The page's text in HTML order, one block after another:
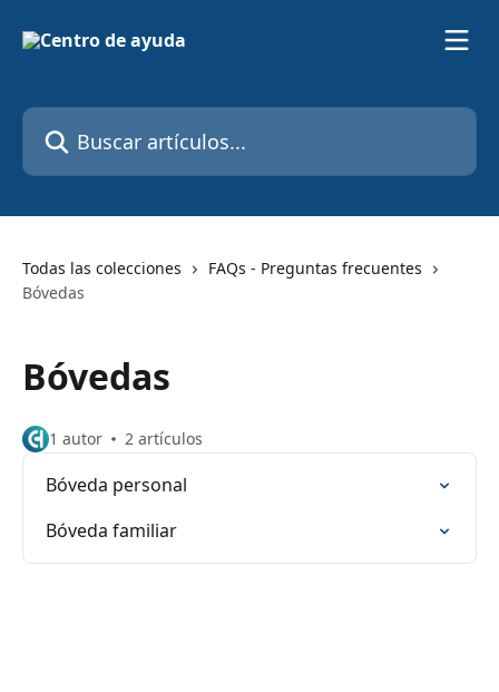
Buscar artículos...
Todas las colecciones
FAQs - Preguntas frecuentes
Bóvedas
Bóvedas
1 autor 2 artículos
Bóveda personal
Bóveda familiar